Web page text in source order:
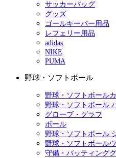
サッカーバッグ
グッズ
ゴールキーパー用品
レフェリー用品
adidas
NIKE
PUMA
野球・ソフトボール
野球・ソフトボール
野球・ソフトボール
グローブ・グラブ
ボール
野球・ソフトボール
野球・ソフトボール
守備・バッティング